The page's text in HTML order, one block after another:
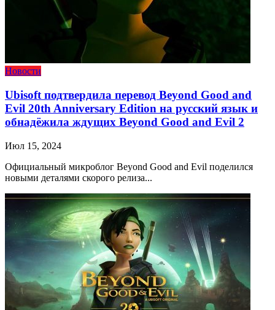
Новости
Ubisoft подтвердила перевод Beyond Good and
Evil 20th Anniversary Edition на русский язык и
обнадёжила ждущих Beyond Good and Evil 2
Июл 15, 2024
Официальный микроблог Beyond Good and Evil поделился
новыми деталями скорого релиза...